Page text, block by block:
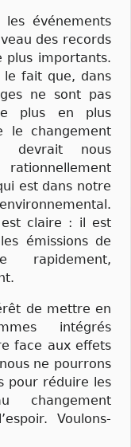
événements
des records
plus importants.
le fait que, dans
ne sont pas
plus en plus
le changement
devrait nous
est dans notre
est claire : il est
émissions de
de mettre en
intégrés
face aux effets
ne pourrons
pour réduire les
changement
Voulons-